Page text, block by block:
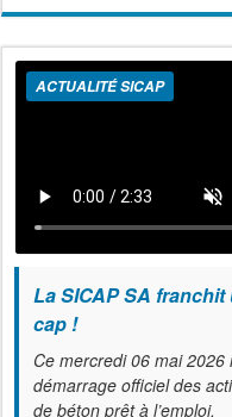
ACTUALITÉ SICAP
La SICAP SA
cap !
Ce mercredi 06 mai 2026
démarrage officiel des
de béton prêt à l’emploi.